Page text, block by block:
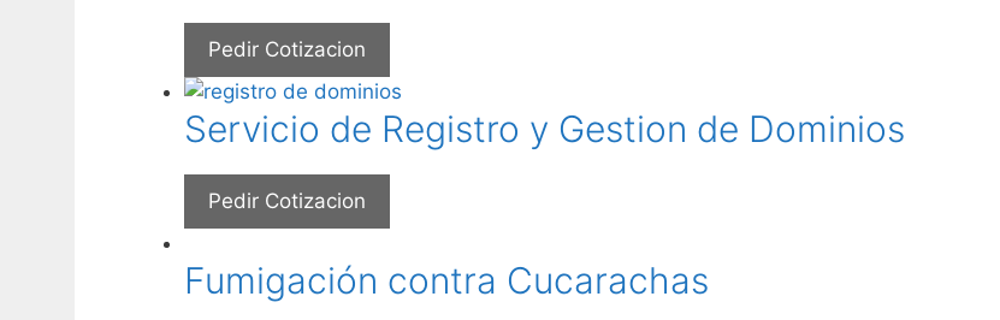
Pedir Cotizacion
Servicio de Registro y Gestion de Dominios
Pedir Cotizacion
Fumigación contra Cucarachas